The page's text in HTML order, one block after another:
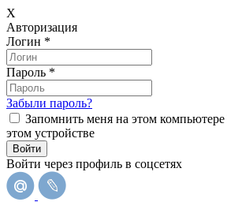
X
Авторизация
Логин *
Пароль *
Забыли пароль?
Запомнить меня на этом компьютере
этом устройстве
Войти через профиль в соцсетях